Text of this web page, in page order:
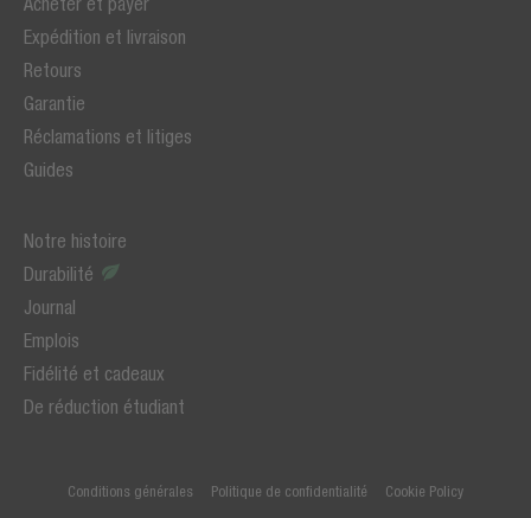
Expédition et livraison
Retours
Garantie
Réclamations et litiges
Guides
Notre histoire
Durabilité
Journal
Emplois
Fidélité et cadeaux
De réduction étudiant
Conditions générales Politique de confidentialité Cookie Policy